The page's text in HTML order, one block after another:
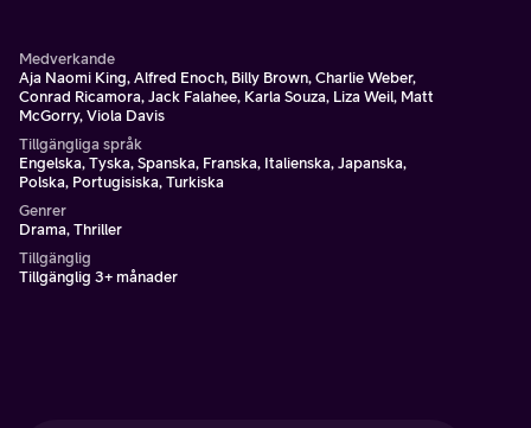
Medverkande
Aja Naomi King, Alfred Enoch, Billy Brown, Charlie Weber,
Conrad Ricamora, Jack Falahee, Karla Souza, Liza Weil, Matt
McGorry, Viola Davis
Tillgängliga språk
Engelska, Tyska, Spanska, Franska, Italienska, Japanska,
Polska, Portugisiska, Turkiska
Genrer
Drama, Thriller
Tillgänglig
Tillgänglig 3+ månader